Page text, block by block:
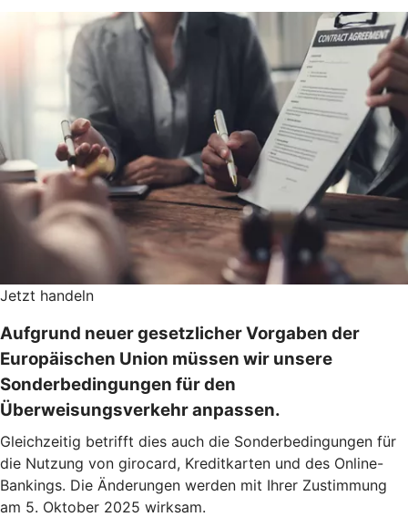
Jetzt handeln
Aufgrund neuer gesetzlicher Vorgaben der
Europäischen Union müssen wir unsere
Sonderbedingungen für den
Überweisungsverkehr anpassen.
Gleichzeitig betrifft dies auch die Sonderbedingungen für
die Nutzung von girocard, Kreditkarten und des Online-
Bankings. Die Änderungen werden mit Ihrer Zustimmung
am 5. Oktober 2025 wirksam.